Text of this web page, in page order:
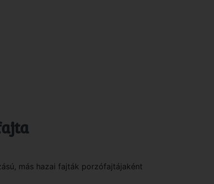
más hazai fajták porzófajtájaként